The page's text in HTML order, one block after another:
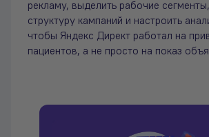
рекламу, выделить рабочие
структуру кампаний и настроить
чтобы Яндекс Директ работал на
пациентов, а не просто на показ